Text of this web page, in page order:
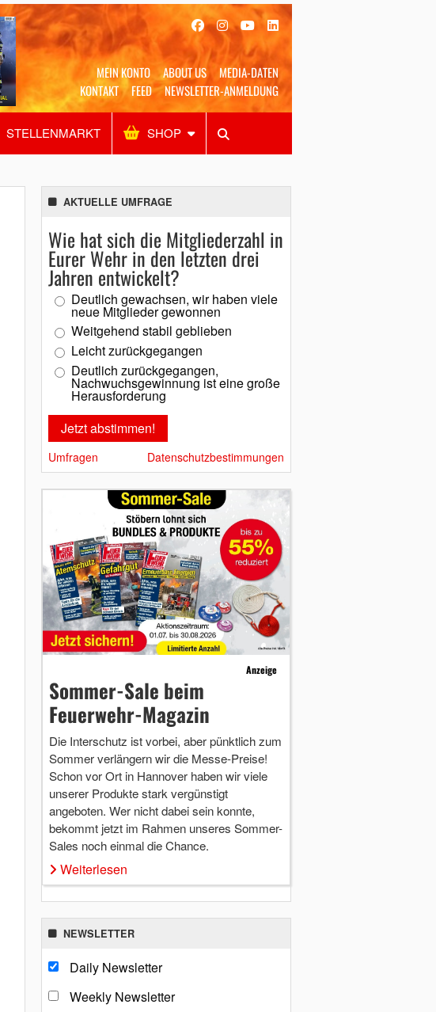
MEIN KONTO ABOUT US
MEDIA-DATEN
KONTAKT
FEED NEWSLETTER-ANMELDUNG
STELLENMARKT SHOP
Alles Shop SUCHEN
AKTUELLE UMFRAGE
Wie hat sich die Mitgliederzahl in
Eurer Wehr in den letzten drei
Jahren entwickelt?
Deutlich gewachsen, wir haben viele
neue Mitglieder gewonnen
Weitgehend stabil geblieben
Leicht zurückgegangen
Deutlich zurückgegangen,
Nachwuchsgewinnung ist eine große
Herausforderung
Umfragen Datenschutzbestimmungen
Anzeige
Sommer-Sale beim
Feuerwehr-Magazin
Die Interschutz ist vorbei, aber pünktlich zum
Sommer verlängern wir die Messe-Preise!
Schon vor Ort in Hannover haben wir viele
unserer Produkte stark vergünstigt
angeboten. Wer nicht dabei sein konnte,
bekommt jetzt im Rahmen unseres Sommer-
Sales noch einmal die Chance.
Weiterlesen
NEWSLETTER
Daily Newsletter
Weekly Newsletter